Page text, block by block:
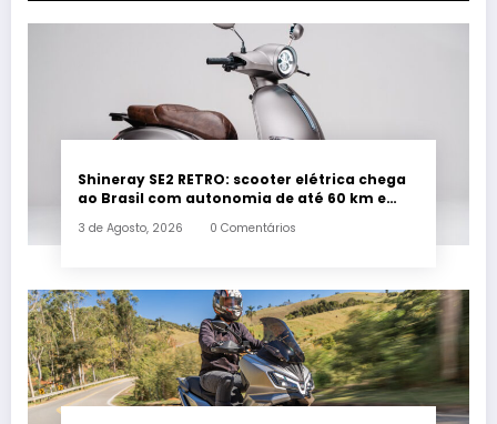
Shineray SE2 RETRO: scooter elétrica chega
ao Brasil com autonomia de até 60 km e
3 de Agosto, 2026 0 Comentários